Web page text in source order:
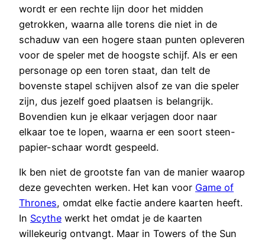
wordt er een rechte lijn door het midden
getrokken, waarna alle torens die niet in de
schaduw van een hogere staan punten opleveren
voor de speler met de hoogste schijf. Als er een
personage op een toren staat, dan telt de
bovenste stapel schijven alsof ze van die speler
zijn, dus jezelf goed plaatsen is belangrijk.
Bovendien kun je elkaar verjagen door naar
elkaar toe te lopen, waarna er een soort steen-
papier-schaar wordt gespeeld.
Ik ben niet de grootste fan van de manier waarop
deze gevechten werken. Het kan voor Game of
Thrones, omdat elke factie andere kaarten heeft.
In Scythe werkt het omdat je de kaarten
willekeurig ontvangt. Maar in Towers of the Sun